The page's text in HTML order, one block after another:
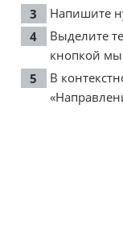
Напишите
Выделите
кнопкой
В